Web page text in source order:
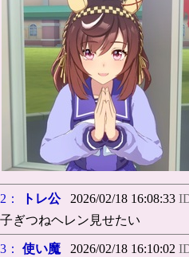
2： トレ公2026/02/18 16:08:33
子ぎつねヘレン見せたい
3： 使い魔 2026/02/18 16:10:02